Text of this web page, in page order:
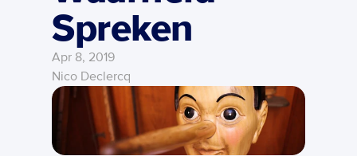
Spreken
Apr 8, 2019
Nico Declercq